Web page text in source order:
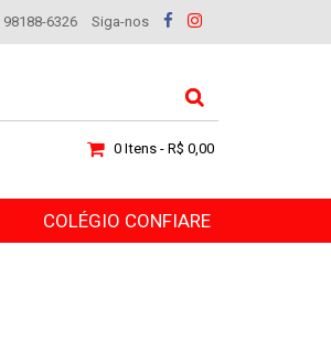
98188-6326 Siga-nos
0 Itens - R$ 0,00
COLÉGIO CONFIARE